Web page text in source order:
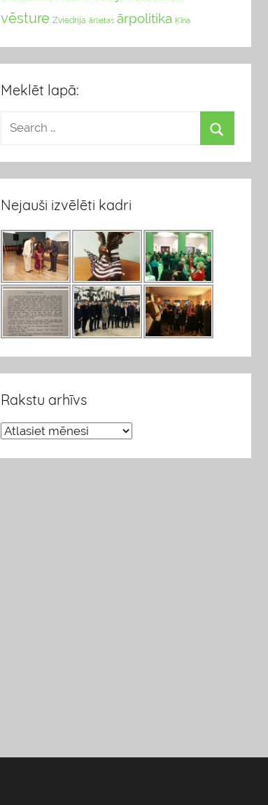
vēsture Zviedrija ārlietas ārpolitika Ķīna
Meklēt lapā:
Nejauši izvēlēti kadri
Rakstu arhīvs
R